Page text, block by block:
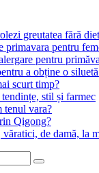
greutatea fără
primavara pentru
pentru
a obține o
scurt timp?
stil și farmec
tenul vara?
Qigong?
de damă, la